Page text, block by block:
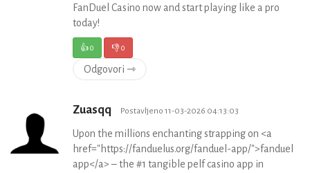
FanDuel Casino now and start playing like a pro
today!
👍0 👎0
Odgovori ⇾
Zuasqq Postavljeno 11-03-2026 04:13:03
Upon the millions enchanting strapping on <a
href="https://fanduelus.org/fanduel-app/">fanduel
app</a> – the #1 tangible pelf casino app in